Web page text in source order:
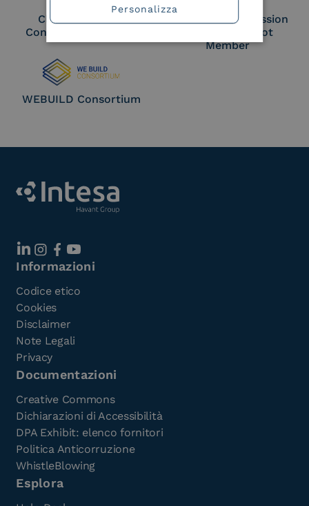
Cloud Signature
Consortium Member
European Commission
Large Scale Pilot
Member
WEBUILD Consortium
Informazioni
Codice etico
Cookies
Disclaimer
Note Legali
Privacy
Documentazioni
Creative Commons
Dichiarazioni di Accessibilità
DPA Exhibit: elenco fornitori
Politica Anticorruzione
WhistleBlowing
Esplora
Personalizza